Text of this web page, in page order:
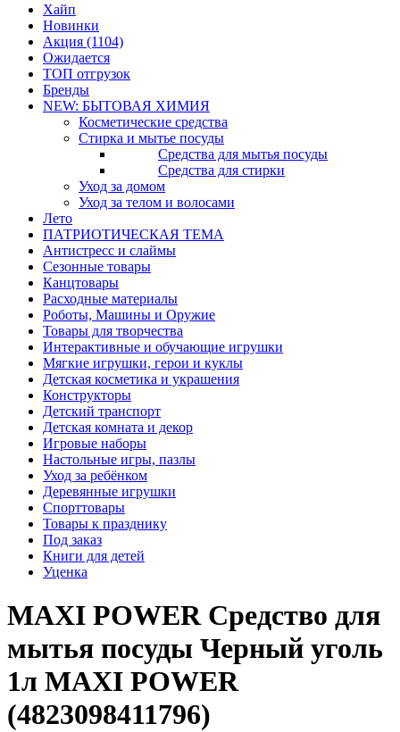
Хайп
Новинки
Акция (1104)
Ожидается
ТОП отгрузок
Бренды
NEW: БЫТОВАЯ ХИМИЯ
Косметические средства
Стирка и мытье посуды
Средства для мытья посуды
Средства для стирки
Уход за домом
Уход за телом и волосами
Лето
ПАТРИОТИЧЕСКАЯ ТЕМА
Антистресс и слаймы
Сезонные товары
Канцтовары
Расходные материалы
Роботы, Машины и Оружие
Товары для творчества
Интерактивные и обучающие игрушки
Мягкие игрушки, герои и куклы
Детская косметика и украшения
Конструкторы
Детский транспорт
Детская комната и декор
Игровые наборы
Настольные игры, пазлы
Уход за ребёнком
Деревянные игрушки
Спорттовары
Товары к празднику
Под заказ
Книги для детей
Уценка
MAXI POWER Средство для
мытья посуды Черный уголь
1л MAXI POWER
(4823098411796)